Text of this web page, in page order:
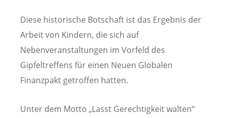
Diese historische Botschaft ist das Ergebnis der
Arbeit von Kindern, die sich auf
Nebenveranstaltungen im Vorfeld des
Gipfeltreffens für einen Neuen Globalen
Finanzpakt getroffen hatten.
Unter dem Motto „Lasst Gerechtigkeit walten“